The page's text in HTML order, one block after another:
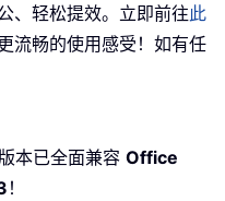
、轻松提效。立即前往此
流畅的使用感受！如有任
本已全面兼容 Office
！